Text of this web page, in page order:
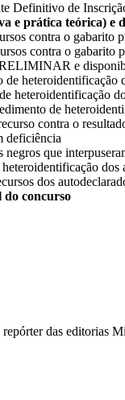
Definitivo de
e prática teórica)
contra o gabarito
contra o gabarito
e
heteroidentificação
heteroidentificação
de
contra o
deficiência
que
dos
dos
do concurso
das editorias